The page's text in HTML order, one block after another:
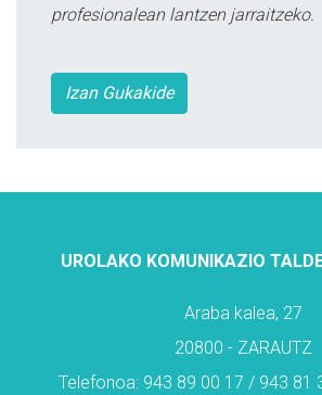
profesionalean lantzen jarraitzeko.
Izan Gukakide
UROLAKO KOMUNIKAZIO
Araba kalea, 27
20800 - ZARAUTZ
Telefonoa: 943 89 00 17 / 943 81